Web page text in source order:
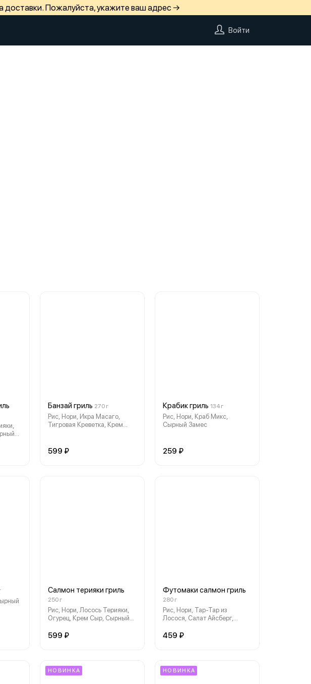
доставки. Пожалуйста, укажите ваш адрес →
Войти
Банзай гриль 270 г
Рис, Нори, Икра Масаго,
Тигровая Креветка, Крем
599 ₽
Крабик гриль 134 г
Рис, Нори, Краб Микс,
Сырный Замес
259 ₽
Салмон терияки гриль
250 г
Рис, Нори, Лосось Терияки,
Огурец, Крем Сыр, Сырный
599 ₽
Футомаки салмон гриль
280 г
Рис, Нори, Тар-Тар из
Лосося, Салат Айсберг,
Майонез, Спайси Соус, Лава
459 ₽
НОВИНКА НОВИНКА